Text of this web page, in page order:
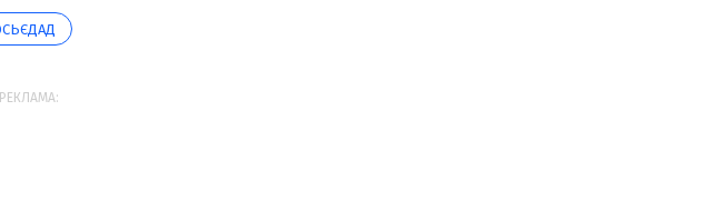
РЕКЛАМА: